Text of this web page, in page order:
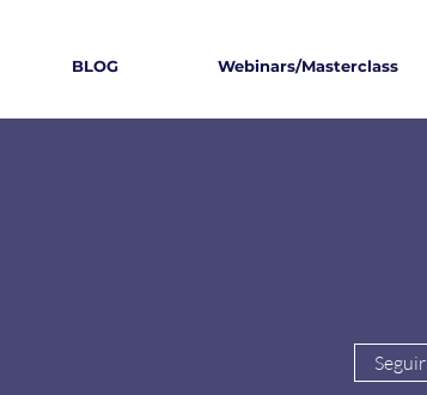
BLOG Webinars/Masterclass
Seguir